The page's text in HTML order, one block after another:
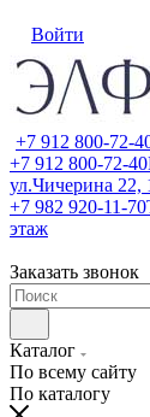
Войти
+7 912 800-72-
+7 912 800-72-40
ул.Чичерина 22,
+7 982 920-11-70
этаж
Заказать звонок
Каталог
По всему сайту
По каталогу